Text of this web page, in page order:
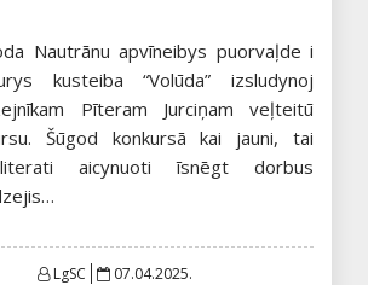
Nautrānu apvīneibys puorvaļde i
kusteiba “Volūda” izsludynoj
Pīteram Jurciņam veļteitū
Šūgod konkursā kai jauni, tai
aicynuoti īsnēgt dorbus
LgSC
Posted
07.04.2025.